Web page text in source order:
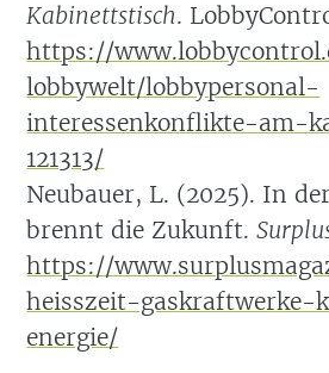
Kabinettstisch.
https://
lobbywelt/lobbypersonal-
interessenkonflikte-am-
121313/
Neubauer, L. (2025). In
brennt die Zukunft.
https://
heisszeit-gaskraftwerke-
energie/